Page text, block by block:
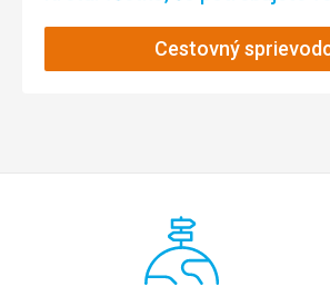
Nedostatky sme zaregistrovali v oblasti
upratovania/hygieny v apartmáne. Stalo
v apartmáne do cca. poludnia / jednej
nápisom „nerušiť“ zaveseným na
Cestovný